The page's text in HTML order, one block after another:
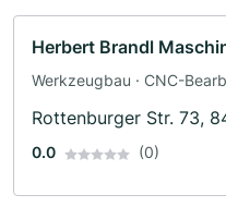
Herbert Brandl
Werkzeugbau · CNC-
Rottenburger Str. 73,
0.0 (0)